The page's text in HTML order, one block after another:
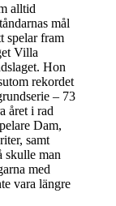
alltid
mål
spelar fram
Villa
Hon
rekordet
– 73
året i rad
Dam,
samt
skulle man
med
vara längre